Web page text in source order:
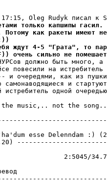
только капшипы гасил.
Потому как ракеты имеют
ждут 4-5 "Грата", то
очень сильно не
должно быть много,
повесили на
и очеpедями, как из
и
истребитель одной
music,.. not the
esse Delenndam :)
15
2:5045/